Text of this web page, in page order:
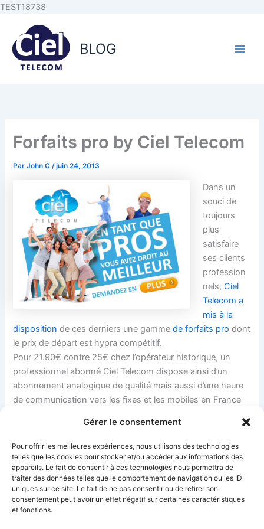
Gérer le consentement
Pour offrir les meilleures expériences, nous utilisons des technologies
telles que les cookies pour stocker et/ou accéder aux informations des
appareils. Le fait de consentir à ces technologies nous permettra de
traiter des données telles que le comportement de navigation ou les ID
uniques sur ce site. Le fait de ne pas consentir ou de retirer son
consentement peut avoir un effet négatif sur certaines caractéristiques
et fonctions.
TEST18738
contenu
principal
Aller
contenu
BLOG
Forfaits pro by Ciel Telecom
ParJohn C/juin 24, 2013
Dans un
souci de
toujours
plus
satisfaire
ses clients
profession
nels,Ciel
Telecom a
mis à la
dispositionde ces derniers une gammede forfaits pro dont
le prix de départ est hypra compétitif.
Pour 21.90€ contre 25€ chez l’opérateur historique, un
professionnel abonné Ciel Telecom dispose ainsi d’un
abonnement analogique de qualité mais aussi d’une heure
de communication vers les fixes et les mobiles en France
de Ciel Telecom sont aujourd’hui parmi les
offres les plus populaires de Ciel Telecom. Ils ont déjà
conquis des dizaines de milliers de clients pro.
PRÉCÉDENT SUIVANT